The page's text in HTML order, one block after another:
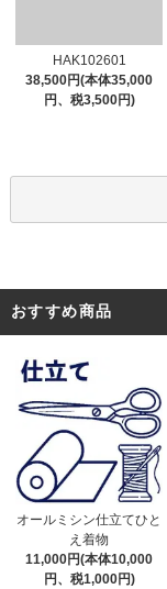
HAK102601
38,500円(本体35,000
円、税3,500円)
おすすめ商品
オールミシン仕立てひと
え着物
11,000円(本体10,000
円、税1,000円)